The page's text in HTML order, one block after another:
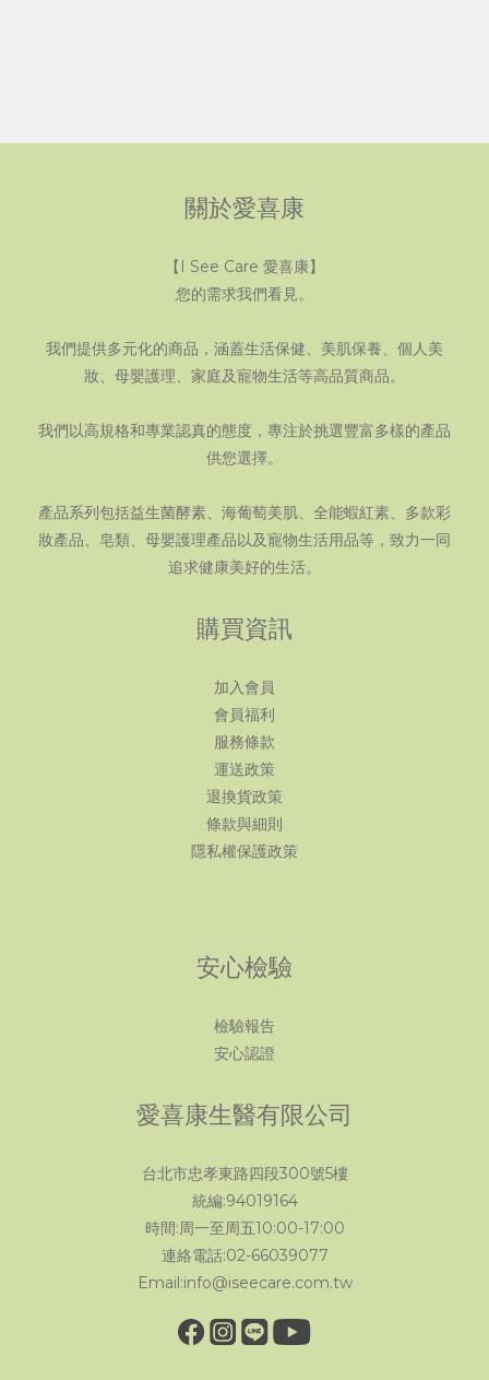
關於愛喜康
【I See Care 愛喜康】
您的需求我們看見。
我們提供多元化的商品，涵蓋生活保健、美肌保養、個人美
妝、母嬰護理、家庭及寵物生活等高品質商品。
我們以高規格和專業認真的態度，專注於挑選豐富多樣的產品
供您選擇。
產品系列包括益生菌酵素、海葡萄美肌、全能蝦紅素、多款彩
妝產品、皂類、母嬰護理產品以及寵物生活用品等，致力一同
追求健康美好的生活。
購買資訊
加入會員
會員福利
服務條款
運送政策
退換貨政策
條款與細則
隱私權保護政策
安心檢驗
檢驗報告
安心認證
愛喜康生醫有限公司
台北市忠孝東路四段300號5樓
統編:94019164
時間:周一至周五10:00-17:00
連絡電話:02-66039077
Email:info@iseecare.com.tw